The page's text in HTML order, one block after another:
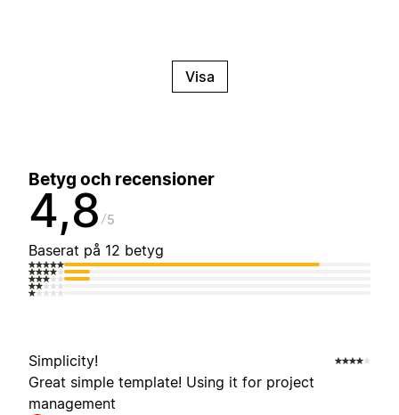
Visa
Betyg och recensioner
4,8 5
Baserat på 12 betyg
Simplicity!
Great simple template! Using it for project
management